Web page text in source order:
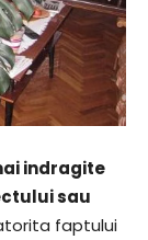
indragite
sau
faptului